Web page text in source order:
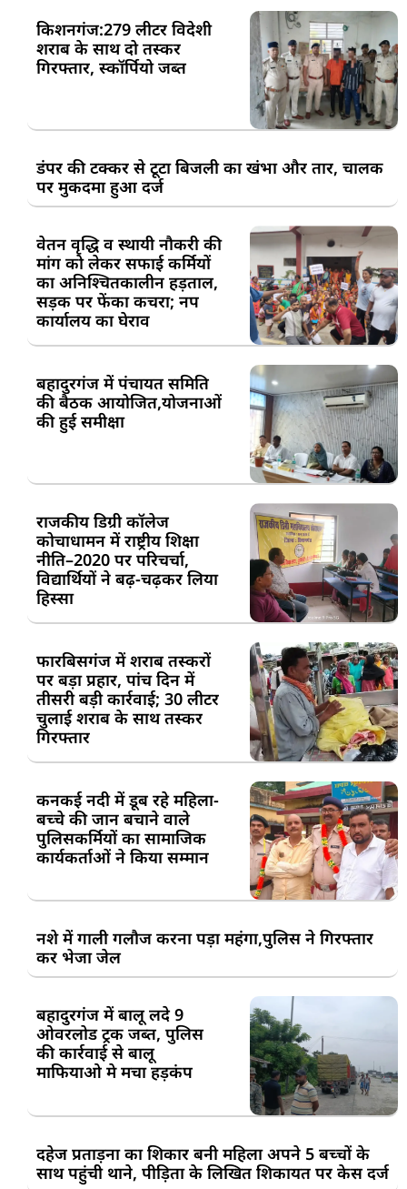
किशनगंज:279 लीटर विदेशी
शराब के साथ दो तस्कर
गिरफ्तार, स्कॉर्पियो जब्त
डंपर की टक्कर से टूटा बिजली का खंभा और तार, चालक
पर मुकदमा हुआ दर्ज
वेतन वृद्धि व स्थायी नौकरी की
मांग को लेकर सफाई कर्मियों
का अनिश्चितकालीन हड़ताल,
सड़क पर फेंका कचरा; नप
कार्यालय का घेराव
बहादुरगंज में पंचायत समिति
की बैठक आयोजित,योजनाओं
की हुई समीक्षा
राजकीय डिग्री कॉलेज
कोचाधामन में राष्ट्रीय शिक्षा
नीति–2020 पर परिचर्चा,
विद्यार्थियों ने बढ़-चढ़कर लिया
हिस्सा
फारबिसगंज में शराब तस्करों
पर बड़ा प्रहार, पांच दिन में
तीसरी बड़ी कार्रवाई; 30 लीटर
चुलाई शराब के साथ तस्कर
गिरफ्तार
कनकई नदी में डूब रहे महिला-
बच्चे की जान बचाने वाले
पुलिसकर्मियों का सामाजिक
कार्यकर्ताओं ने किया सम्मान
नशे में गाली गलौज करना पड़ा महंगा,पुलिस ने गिरफ्तार
कर भेजा जेल
बहादुरगंज में बालू लदे 9
ओवरलोड ट्रक जब्त, पुलिस
की कार्रवाई से बालू
माफियाओ मे मचा हड़कंप
दहेज प्रताड़ना का शिकार बनी महिला अपने 5 बच्चों के
साथ पहुंची थाने, पीड़िता के लिखित शिकायत पर केस दर्ज